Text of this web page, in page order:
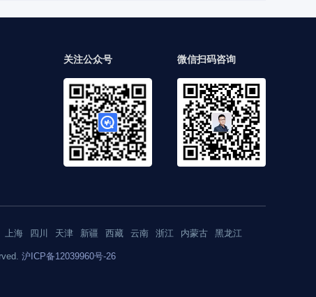
关注公众号 微信扫码咨询
上海 四川 天津 新疆 西藏 云南 浙江 内蒙古 黑龙江
沪ICP备12039960号-26